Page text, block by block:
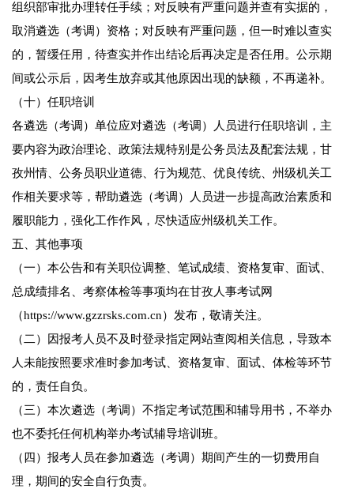
组织部审批办理转任手续；对反映有严重问题并查有实据的，
取消遴选（考调）资格；对反映有严重问题，但一时难以查实
的，暂缓任用，待查实并作出结论后再决定是否任用。公示期
间或公示后，因考生放弃或其他原因出现的缺额，不再递补。
（十）任职培训
各遴选（考调）单位应对遴选（考调）人员进行任职培训，主
要内容为政治理论、政策法规特别是公务员法及配套法规，甘
孜州情、公务员职业道德、行为规范、优良传统、州级机关工
作相关要求等，帮助遴选（考调）人员进一步提高政治素质和
履职能力，强化工作作风，尽快适应州级机关工作。
五、其他事项
（一）本公告和有关职位调整、笔试成绩、资格复审、面试、
总成绩排名、考察体检等事项均在甘孜人事考试网
（https://www.gzzrsks.com.cn）发布，敬请关注。
（二）因报考人员不及时登录指定网站查阅相关信息，导致本
人未能按照要求准时参加考试、资格复审、面试、体检等环节
的，责任自负。
（三）本次遴选（考调）不指定考试范围和辅导用书，不举办
也不委托任何机构举办考试辅导培训班。
（四）报考人员在参加遴选（考调）期间产生的一切费用自
理，期间的安全自行负责。